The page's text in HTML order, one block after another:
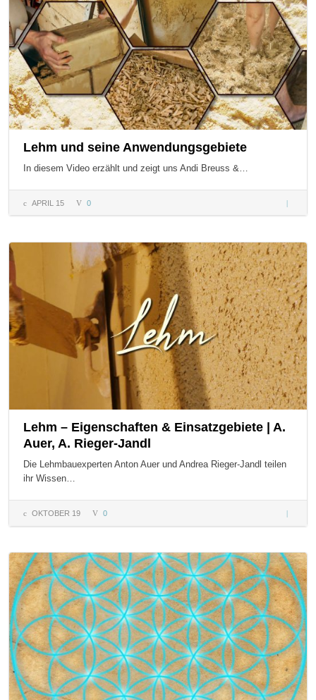
Lehm und seine Anwendungsgebiete
In diesem Video erzählt und zeigt uns Andi Breuss &…
APRIL 15 0
Lehm – Eigenschaften & Einsatzgebiete | A.
Auer, A. Rieger-Jandl
Die Lehmbauexperten Anton Auer und Andrea Rieger-Jandl teilen
ihr Wissen…
OKTOBER 19 0
| A.
Rieger-